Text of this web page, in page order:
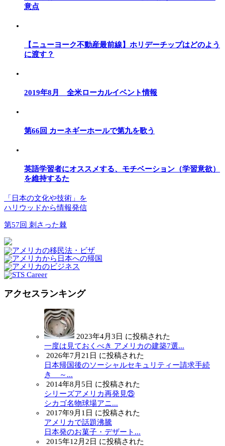
意点
【ニューヨーク不動産最前線】ホリデーチップはどのよう
に渡す？
2019年8月 全米ローカルイベント情報
第66回 カーネギーホールで第九を歌う
英語学習者にオススメする、モチベーション（学習意欲）
を維持するた
「日本の文化や技術」を
ハリウッドから情報発信
第57回 刺さった棘
アクセスランキング
2023年4月3日 に投稿された
一度は見ておくべき アメリカの建築7選...
2026年7月21日 に投稿された
日本帰国後のソーシャルセキュリティー請求手続
き ～...
2014年8月5日 に投稿された
シリーズアメリカ再発見㉕
シカゴ名物球場アニ...
2017年9月1日 に投稿された
アメリカで話題沸騰
日本発のお菓子・デザート...
2015年12月2日 に投稿された